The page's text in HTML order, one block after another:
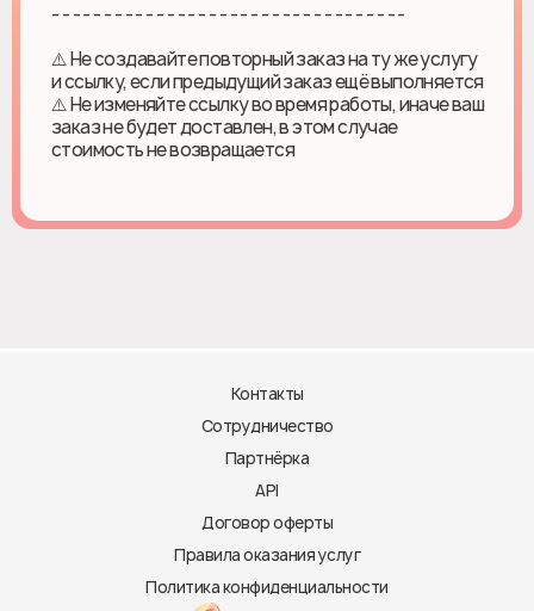
- - - - - - - - - - - - - - - - - - - - - - - - - - - - - - - - - -
⚠️ Не создавайте повторный заказ на ту же услугу
и ссылку, если предыдущий заказ ещё выполняется
⚠️ Не изменяйте ссылку во время работы, иначе ваш
заказ не будет доставлен, в этом случае
стоимость не возвращается
Контакты
Сотрудничество
Партнёрка
API
Договор оферты
Правила оказания услуг
Политика конфиденциальности